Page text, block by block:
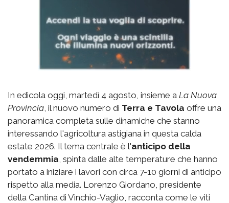
In edicola oggi, martedì 4 agosto, insieme a La Nuova
Provincia , il nuovo numero di Terra e Tavola offre una
panoramica completa sulle dinamiche che stanno
interessando l'agricoltura astigiana in questa calda
estate 2026. Il tema centrale è l'anticipo della
vendemmia , spinta dalle alte temperature che hanno
portato a iniziare i lavori con circa 7-10 giorni di anticipo
rispetto alla media. Lorenzo Giordano, presidente
della Cantina di Vinchio-Vaglio, racconta come le viti